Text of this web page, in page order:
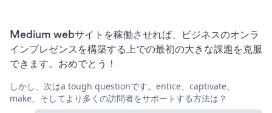
Medium webサイトを稼働させれば、ビジネスのオンラ
インプレゼンスを構築する上での最初の大きな課題を克服
できます。おめでとう！
しかし、次はa tough questionです。entice、captivate、
make、そしてより多くの訪問者をサポートする方法は？